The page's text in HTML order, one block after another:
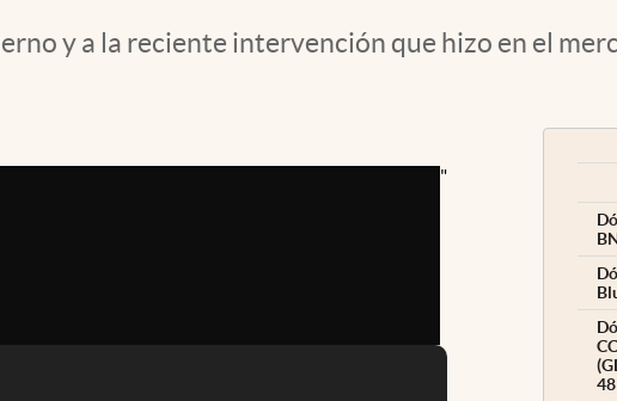
y a la reciente intervención que hizo en el
"